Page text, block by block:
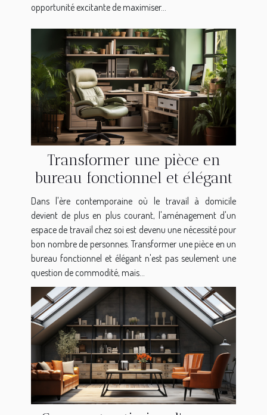
opportunité excitante de maximiser...
Transformer une pièce en
bureau fonctionnel et élégant
Dans l'ère contemporaine où le travail à domicile
devient de plus en plus courant, l'aménagement d'un
espace de travail chez soi est devenu une nécessité pour
bon nombre de personnes. Transformer une pièce en un
bureau fonctionnel et élégant n'est pas seulement une
question de commodité, mais...